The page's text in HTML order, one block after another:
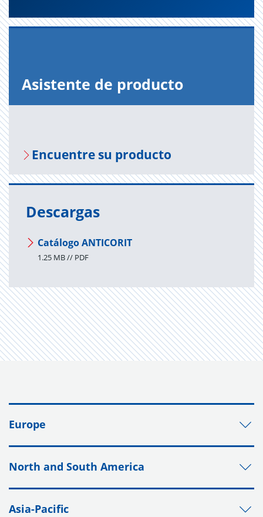
Asis­ten­te de pro­duc­to
En­cuen­tre su pro­duc­to
Descargas
Catálogo ANTICORIT
1.25 MB // PDF
Europe
North and South America
Asia-Pacific